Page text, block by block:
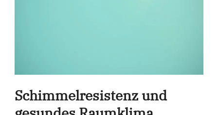
Schimmelresistenz und